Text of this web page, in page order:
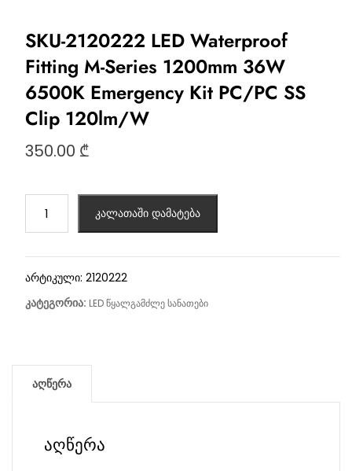
SKU-2120222 LED Waterproof
Fitting M-Series 1200mm 36W
6500K Emergency Kit PC/PC SS
Clip 120lm/W
350.00 ₾
კალათაში დამატება
არტიკული: 2120222
კატეგორია: LED წყალგამძლე სანათები
აღწერა
აღწერა